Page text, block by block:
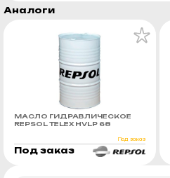
Аналоги
МАСЛО ГИДРАВЛИЧЕСКОЕ
REPSOL TELEX HVLP 68
Под заказ
Под заказ